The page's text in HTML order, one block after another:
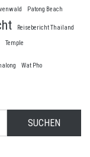
Patong Beach
Reisebericht Thailand
Temple
Wat Pho